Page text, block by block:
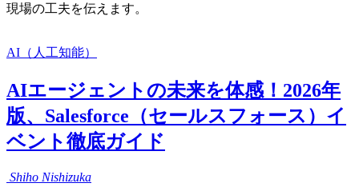
現場の工夫を伝えます。
AI（人工知能）
AIエージェントの未来を体感！2026年
版、Salesforce（セールスフォース）イ
ベント徹底ガイド
Shiho Nishizuka